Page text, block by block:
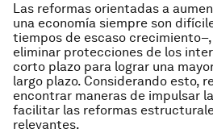
Las reformas orientadas a
una economía siempre son
tiempos de escaso
eliminar protecciones de los
corto plazo para lograr una
largo plazo. Considerando esto,
encontrar maneras de impulsar
facilitar las reformas
relevantes.